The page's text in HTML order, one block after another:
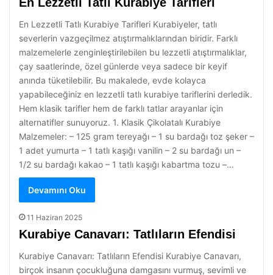
En Lezzetli Tatlı Kurabiye Tarifleri Kurabiyeler, tatlı
severlerin vazgeçilmez atıştırmalıklarından biridir. Farklı
malzemelerle zenginleştirilebilen bu lezzetli atıştırmalıklar,
çay saatlerinde, özel günlerde veya sadece bir keyif
anında tüketilebilir. Bu makalede, evde kolayca
yapabileceğiniz en lezzetli tatlı kurabiye tariflerini derledik.
Hem klasik tarifler hem de farklı tatlar arayanlar için
alternatifler sunuyoruz. 1. Klasik Çikolatalı Kurabiye
Malzemeler: – 125 gram tereyağı – 1 su bardağı toz şeker –
1 adet yumurta – 1 tatlı kaşığı vanilin – 2 su bardağı un –
1/2 su bardağı kakao – 1 tatlı kaşığı kabartma tozu –…
Devamını Oku
11 Haziran 2025
Kurabiye Canavarı: Tatlıların Efendisi
Kurabiye Canavarı: Tatlıların Efendisi Kurabiye Canavarı,
birçok insanın çocukluğuna damgasını vurmuş, sevimli ve